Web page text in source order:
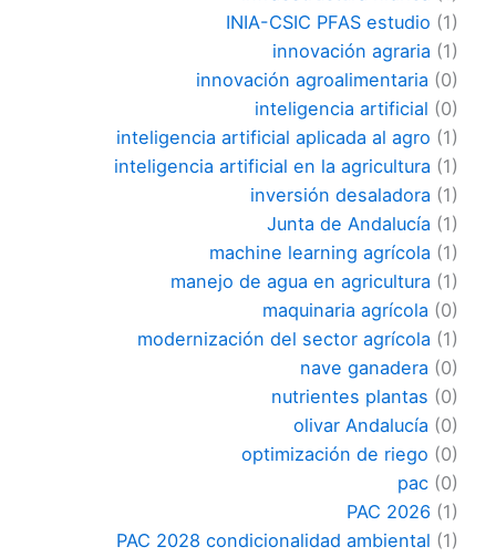
INIA-CSIC PFAS estudio (1)
innovación agraria (1)
innovación agroalimentaria (0)
inteligencia artificial (0)
inteligencia artificial aplicada al agro (1)
inteligencia artificial en la agricultura (1)
inversión desaladora (1)
Junta de Andalucía (1)
machine learning agrícola (1)
manejo de agua en agricultura (1)
maquinaria agrícola (0)
modernización del sector agrícola (1)
nave ganadera (0)
nutrientes plantas (0)
olivar Andalucía (0)
optimización de riego (0)
pac(0)
PAC 2026 (1)
PAC 2028 condicionalidad ambiental (1)